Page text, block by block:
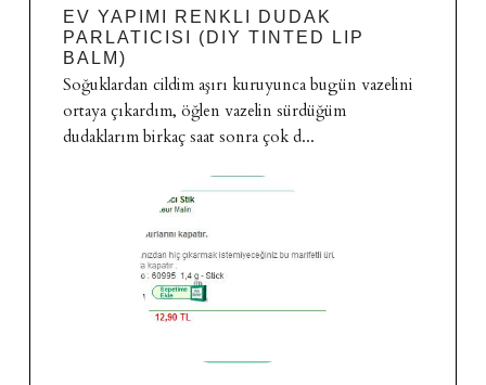
EV YAPIMI RENKLI DUDAK
PARLATICISI (DIY TINTED LIP
BALM)
Soğuklardan cildim aşırı kuruyunca bugün vazelini
ortaya çıkardım, öğlen vazelin sürdüğüm
dudaklarım birkaç saat sonra çok d...